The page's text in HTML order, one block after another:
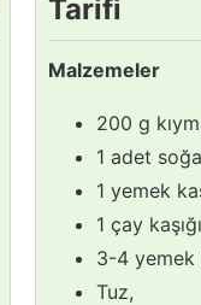
Tarifi
Malzemeler
200 g
1 adet
1 yemek
1 çay
3-4 yemek
Tuz,